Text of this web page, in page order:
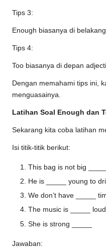
Tips 3:
Enough biasanya di
Tips 4:
Too biasanya di depan
Dengan memahami tips ini,
menguasainya.
Latihan Soal Enough dan
Sekarang kita coba latihan
Isi titik-titik berikut:
This bag is not big _____
He is _____ young to
We don’t have _____
The music is _____ loud
She is strong _____
Jawaban: